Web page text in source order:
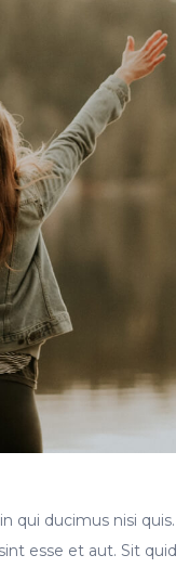
qui ducimus nisi
esse et aut. Sit